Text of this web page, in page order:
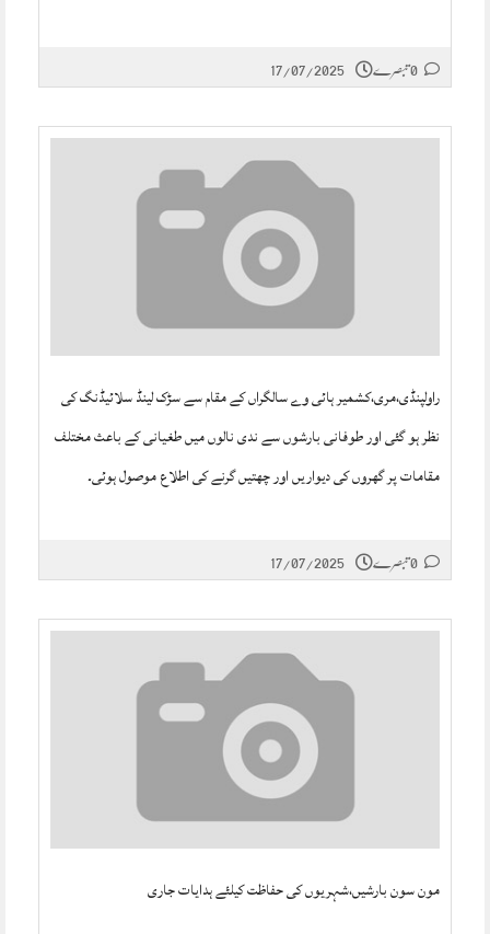
17/07/2025
راولپنڈی،مری،کشمیر ہائی وے سالگراں کے مقام سے سڑک لینڈ سلائیڈنگ کی
نظر ہو گئی اور طوفانی بارشوں سے ندی نالوں میں طغیانی کے باعث مختلف
مقامات پر گھروں کی دیواریں اور چھتیں گرنے کی اطلاع موصول ہوئی۔
17/07/2025
مون سون بارشیں،شہریوں کی حفاظت کیلئے ہدایات جاری